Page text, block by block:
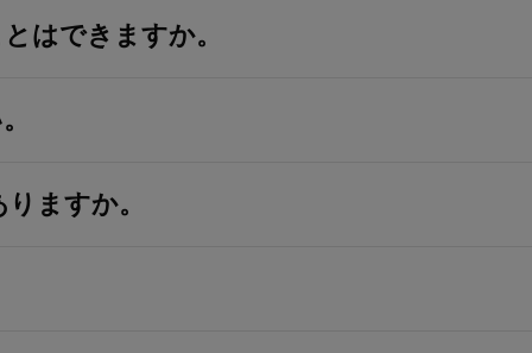
はできますか。
ますか。